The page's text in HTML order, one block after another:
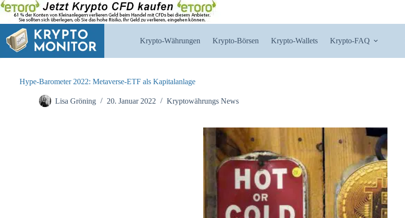
Zum
Inhalt
springen
Krypto-Währungen Krypto-Börsen Krypto-Wallets Krypto-FAQ
Hype-Barometer 2022: Metaverse-ETF als Kapitalanlage
Lisa Gröning 20. Januar 2022 Kryptowährungs News